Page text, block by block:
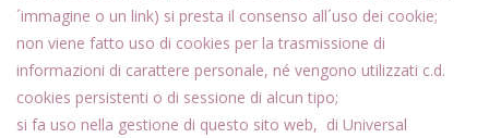
´immagine o un link) si presta il consenso all´uso dei cookie;
non viene fatto uso di cookies per la trasmissione di
informazioni di carattere personale, né vengono utilizzati c.d.
cookies persistenti o di sessione di alcun tipo;
si fa uso nella gestione di questo sito web, di Universal